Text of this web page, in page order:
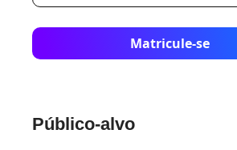
Matricule-se
Público-alvo